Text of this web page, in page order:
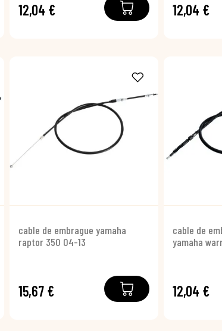
12,04 € 12,04 €
cable de embrague yamaha
raptor 350 04-13
15,67 €
cable de
yamaha
12,04 €